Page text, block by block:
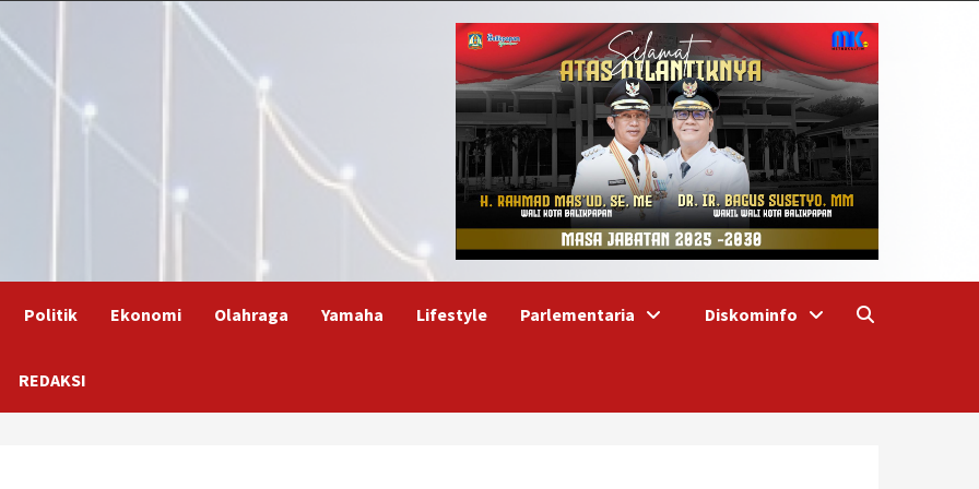
Politik Ekonomi Olahraga Yamaha Lifestyle Parlementaria Diskominfo
REDAKSI